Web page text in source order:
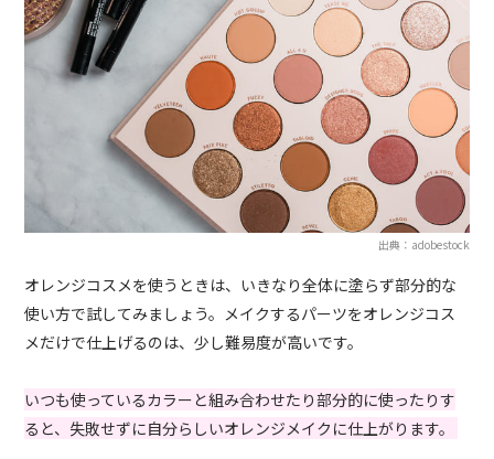
出典：adobestock
オレンジコスメを使うときは、いきなり全体に塗らず部分的な
使い方で試してみましょう。メイクするパーツをオレンジコス
メだけで仕上げるのは、少し難易度が高いです。
いつも使っているカラーと組み合わせたり部分的に使ったりす
ると、失敗せずに自分らしいオレンジメイクに仕上がります。